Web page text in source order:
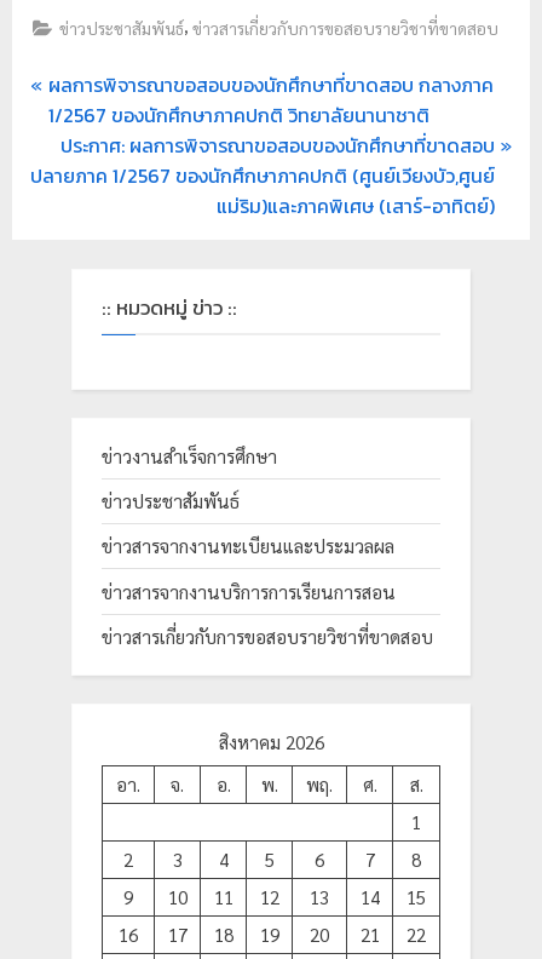
ช
ฏ
เ
ชี
ย
ง
ข่าวประชาสัมพันธ์,ข่าวสารเกี่ยวกับการขอสอบรายวิชาที่ขาดสอบ
ผลการพิจารณาขอสอบของนักศึกษาที่ขาดสอบ กลางภาค
1/2567 ของนักศึกษาภาคปกติ วิทยาลัยนานาชาติ
ประกาศ: ผลการพิจารณาขอสอบของนักศึกษาที่ขาดสอบ
ปลายภาค 1/2567 ของนักศึกษาภาคปกติ (ศูนย์เวียงบัว,ศูนย์
แม่ริม)และภาคพิเศษ (เสาร์-อาทิตย์)
:: หมวดหมู่ ข่าว ::
ข่าวงานสำเร็จการศึกษา
ข่าวประชาสัมพันธ์
ข่าวสารจากงานทะเบียนและประมวลผล
ข่าวสารจากงานบริการการเรียนการสอน
ข่าวสารเกี่ยวกับการขอสอบรายวิชาที่ขาดสอบ
สิงหาคม 2026
อา.
จ. อ. พ. พฤ. ศ.
ส.
1
2
3 4 5 6 7
8
9
10 11 12 13 14
15
16
17 18 19 20 21
22